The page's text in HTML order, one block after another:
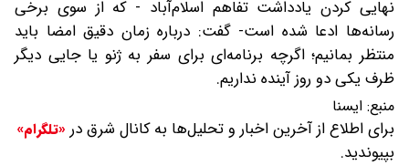
نهایی کردن یادداشت تفاهم اسلام‌آباد - که از سوی برخی
رسانه‌ها ادعا شده است- گفت: درباره زمان دقیق امضا باید
منتظر بمانیم؛ اگرچه برنامه‌ای برای سفر به ژنو یا جایی دیگر
ظرف یکی دو روز آینده نداریم.
منبع: ايسنا
برای اطلاع از آخرین اخبار و تحلیل‌ها به کانال شرق در «تلگرام»
بپیوندید.